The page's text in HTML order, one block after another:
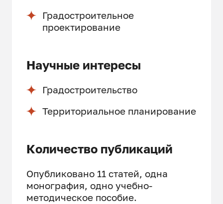
Градостроительное
проектирование
Научные интересы
Градостроительство
Территориальное планирование
Количество публикаций
Опубликовано 11 статей, одна
монография, одно учебно-
методическое пособие.